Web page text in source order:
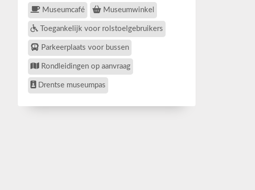
Museumcafé Museumwinkel
Toegankelijk voor rolstoelgebruikers
Parkeerplaats voor bussen
Rondleidingen op aanvraag
Drentse museumpas